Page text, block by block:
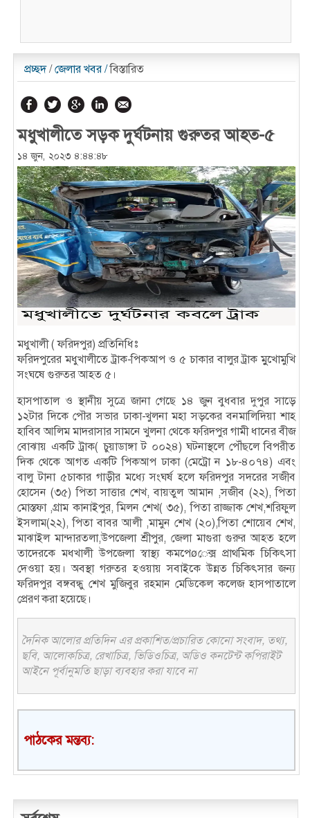
প্রচ্ছদ/জেলার খবর/বিস্তারিত
মধুখালীতে সড়ক দুর্ঘটনায় গুরুতর আহত-৫
১৪ জুন, ২০২৩ ৪:৪৪:৪৮
মধুখালী ( ফরিদপুর) প্রতিনিধিঃ
ফরিদপুরের মধুখালীতে ট্রাক-পিকআপ ও ৫ চাকার বালুর ট্রাক মুুখোমুখি
সংঘষে গুরুতর আহত ৫।
হাসপাতাল ও স্থানীয় সুত্রে জানা গেছে ১৪ জুন বুধবার দুপুর সাড়ে
১২টার দিকে পৌর সভার ঢাকা-খুলনা মহা সড়কের বনমালিদিয়া শাহ
হাবিব আলিম মাদরাসার সামনে খুলনা থেকে ফরিদপুর গামী ধানের বীজ
বোঝায় একটি ট্রাক( চুয়াডাঙ্গা ট ০০২৪) ঘটনাস্থলে পৌঁছলে বিপরীত
দিক থেকে আগত একটি পিকআপ ঢাকা (মেট্রো ন ১৮-৪০৭৪) এবং
বালু টানা ৫চাকার গাড়ীর মধ্যে সংঘর্ষ হলে ফরিদপুর সদরের সজীব
হোসেন (৩৫) পিতা সাত্তার শেখ, বায়তুল আমান ,সজীব (২২), পিতা
মোস্তফা ,গ্রাম কানাইপুর, মিলন শেখ( ৩৫), পিতা রাজ্জাক শেখ,শরিফুল
ইসলাম(২২), পিতা বাবর আলী ,মামুন শেখ (২০),পিতা শোয়েব শেখ,
মাঝাইল মান্দারতলা,উপজেলা শ্রীপুর, জেলা মাগুরা গুরুর আহত হলে
তাদেরকে মধখালী উপজেলা স্বাস্থ্য কমপেøেক্স প্রাথমিক চিকিৎসা
দেওয়া হয়। অবস্থা গরুতর হওয়ায় সবাইকে উন্নত চিকিৎসার জন্য
ফরিদপুর বঙ্গবন্ধু শেখ মুজিবুর রহমান মেডিকেল কলেজ হাসপাতালে
প্রেরণ করা হয়েছে।
দৈনিক আলোর প্রতিদিন এর প্রকাশিত/প্রচারিত কোনো সংবাদ, তথ্য,
ছবি, আলোকচিত্র, রেখাচিত্র, ভিডিওচিত্র, অডিও কনটেন্ট কপিরাইট
আইনে পূর্বানুমতি ছাড়া ব্যবহার করা যাবে না
পাঠকের মন্তব্য: